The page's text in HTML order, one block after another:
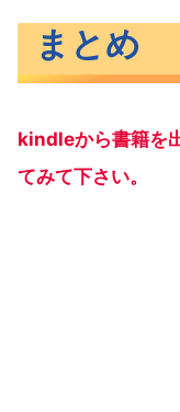
まとめ
kindleから書籍を
てみて下さい。